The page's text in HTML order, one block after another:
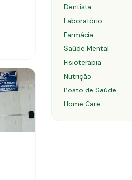
Dentista
Laboratório
Farmácia
Saúde Mental
Fisioterapia
Nutrição
Posto de Saúde
Home Care